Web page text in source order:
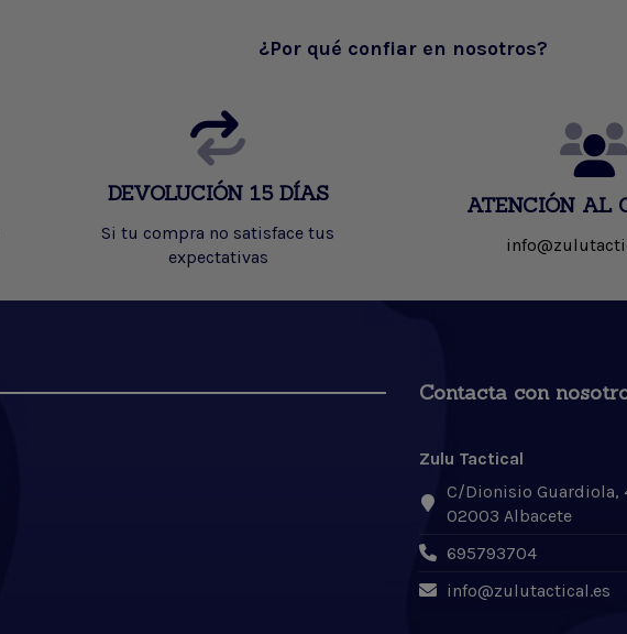
¿Por qué confiar en nosotros?
DEVOLUCIÓN 15 DÍAS
Si tu compra no satisface tus
expectativas
ATENCIÓN AL
Contacta con
Zulu Tactical
C/Dionisio Guardiola,
02003 Albacete
695793704
info@zulutactical.es